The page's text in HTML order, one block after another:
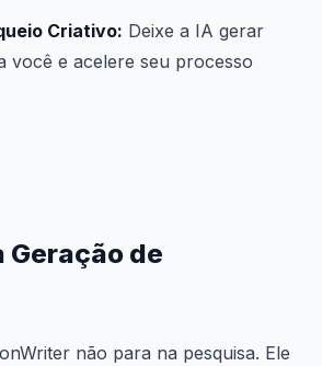
Criativo: Deixe a IA gerar
você e acelere seu processo
Geração de
não para na pesquisa. Ele